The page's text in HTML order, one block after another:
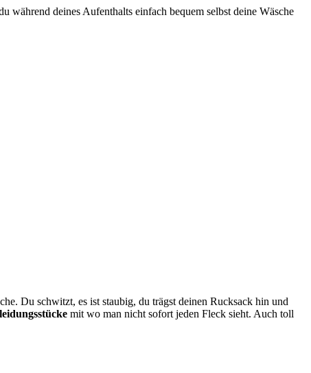
während deines Aufenthalts einfach bequem selbst deine Wäsche
Du schwitzt, es ist staubig, du trägst deinen Rucksack hin und
mit wo man nicht sofort jeden Fleck sieht. Auch toll